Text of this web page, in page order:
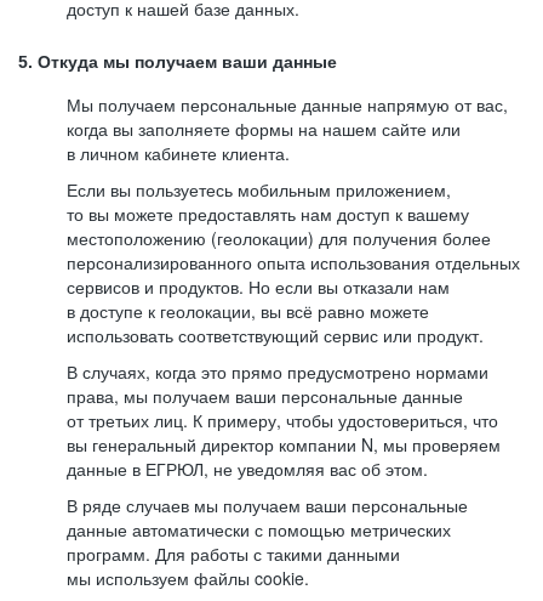
доступ к нашей базе данных.
5. Откуда мы получаем ваши данные
Мы получаем персональные данные напрямую от вас,
когда вы заполняете формы на нашем сайте или
в личном кабинете клиента.
Если вы пользуетесь мобильным приложением,
то вы можете предоставлять нам доступ к вашему
местоположению (геолокации) для получения более
персонализированного опыта использования отдельных
сервисов и продуктов. Но если вы отказали нам
в доступе к геолокации, вы всё равно можете
использовать соответствующий сервис или продукт.
В случаях, когда это прямо предусмотрено нормами
права, мы получаем ваши персональные данные
от третьих лиц. К примеру, чтобы удостовериться, что
вы генеральный директор компании N, мы проверяем
данные в ЕГРЮЛ, не уведомляя вас об этом.
В ряде случаев мы получаем ваши персональные
данные автоматически с помощью метрических
программ. Для работы с такими данными
мы используем файлы cookie.